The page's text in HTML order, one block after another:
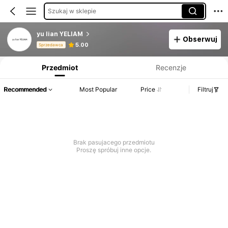
Szukaj w sklepie
yu lian YELIAM
Sprzedawca 5.00
Obserwuj
Informacje o produkcie: Ujawnienie ceny, dane dotyczące sprzedaży i stanu magazynowego.
Przedmiot Recenzje
Recommended Most Popular Price Filtruj
Brak pasujacego przedmiotu
Proszę spróbuj inne opcje.